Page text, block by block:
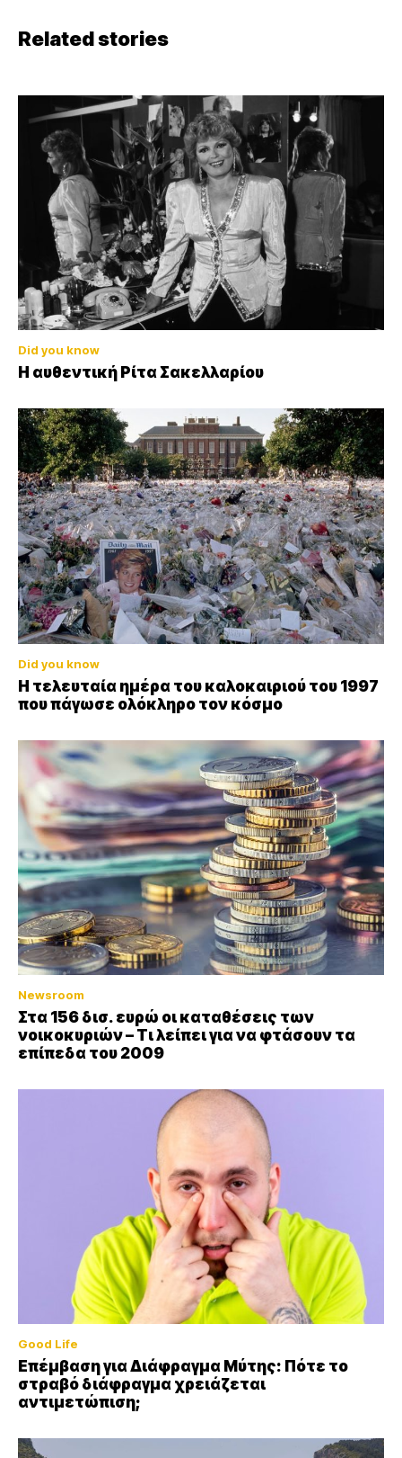
Related stories
Did you know
Η αυθεντική Ρίτα Σακελλαρίου
Did you know
Η τελευταία ημέρα του καλοκαιριού του 1997
που πάγωσε ολόκληρο τον κόσμο
Newsroom
Στα 156 δισ. ευρώ οι καταθέσεις των
νοικοκυριών – Τι λείπει για να φτάσουν τα
επίπεδα του 2009
Good Life
Επέμβαση για Διάφραγμα Μύτης: Πότε το
στραβό διάφραγμα χρειάζεται
αντιμετώπιση;